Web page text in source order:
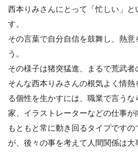
西本りみさんにとって「忙しい」
す。
その言葉で自分自信を鼓舞し、熱意
う。
その様子は猪突猛進、まるで荒武者
そんな西本りみさんの根気よく情
る個性を生かすには、職業で言う
家、イラストレーターなどの仕事が
もともと常に動き回るタイプですの
が、後々の事を考えて人間関係は大